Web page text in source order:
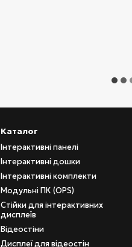
Каталог
Інтерактивні панелі
Інтерактивні дошки
Інтерактивні комплекти
Модульні ПК (OPS)
Стійки для інтерактивних
дисплеїв
Відеостіни
Дисплеї для відеостін